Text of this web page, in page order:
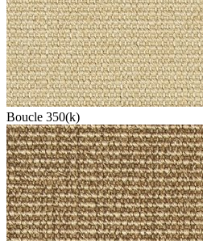
Boucle 350(k)